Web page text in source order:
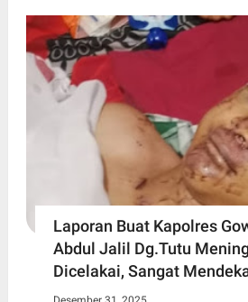
Laporan Buat Kapolres
Abdul Jalil Dg.Tutu
Dicelakai, Sangat